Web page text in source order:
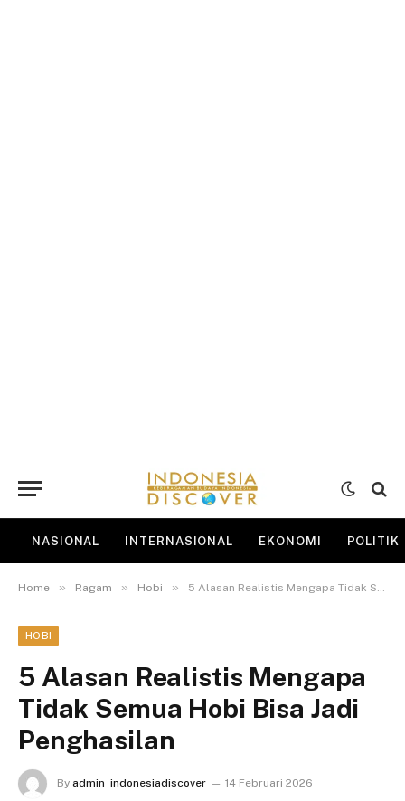
NASIONAL INTERNASIONAL EKONOMI POLITIK
Home » Ragam » Hobi » 5 Alasan Realistis Mengapa Tidak Semua Hobi Bisa Jadi Penghasilan
HOBI
5 Alasan Realistis Mengapa
Tidak Semua Hobi Bisa Jadi
Penghasilan
By admin_indonesiadiscover
14 Februari 2026